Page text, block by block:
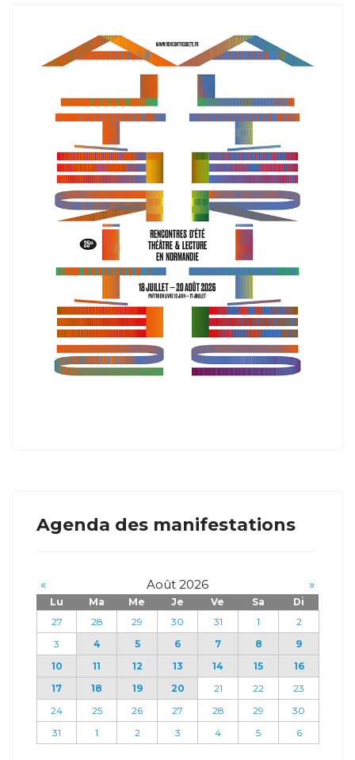
Agenda des manifestations
« Août 2026 »
Lu Ma Me Je Ve Sa
Di
27
28 29 30 31 1
2
3
4 5 6 7 8
9
10
11 12 13 14 15
16
17
18 19 20 21 22
23
24
25 26 27 28 29
30
31
1 2 3 4 5 6